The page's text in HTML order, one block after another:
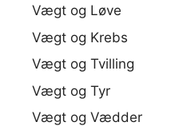
Vægt og Løve
Vægt og Krebs
Vægt og Tvilling
Vægt og Tyr
Vægt og Vædder